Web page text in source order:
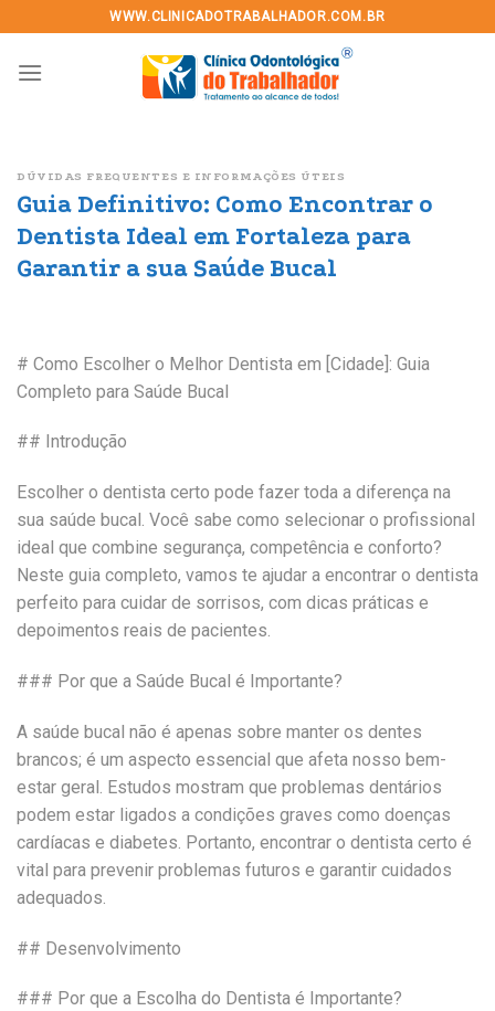
to
content
WWW.CLINICADOTRABALHADOR.COM.BR
DÚVIDAS FREQUENTES E INFORMAÇÕES ÚTEIS
Guia Definitivo: Como Encontrar o
Dentista Ideal em Fortaleza para
Garantir a sua Saúde Bucal
# Como Escolher o Melhor Dentista em [Cidade]: Guia
Completo para Saúde Bucal
## Introdução
Escolher o dentista certo pode fazer toda a diferença na
sua saúde bucal. Você sabe como selecionar o profissional
ideal que combine segurança, competência e conforto?
Neste guia completo, vamos te ajudar a encontrar o dentista
perfeito para cuidar de sorrisos, com dicas práticas e
depoimentos reais de pacientes.
### Por que a Saúde Bucal é Importante?
A saúde bucal não é apenas sobre manter os dentes
brancos; é um aspecto essencial que afeta nosso bem-
estar geral. Estudos mostram que problemas dentários
podem estar ligados a condições graves como doenças
cardíacas e diabetes. Portanto, encontrar o dentista certo é
vital para prevenir problemas futuros e garantir cuidados
adequados.
## Desenvolvimento
### Por que a Escolha do Dentista é Importante?